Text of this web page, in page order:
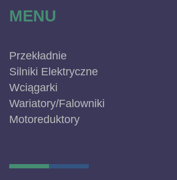
MENU
Przekładnie
Silniki Elektryczne
Wciągarki
Wariatory/Falowniki
Motoreduktory